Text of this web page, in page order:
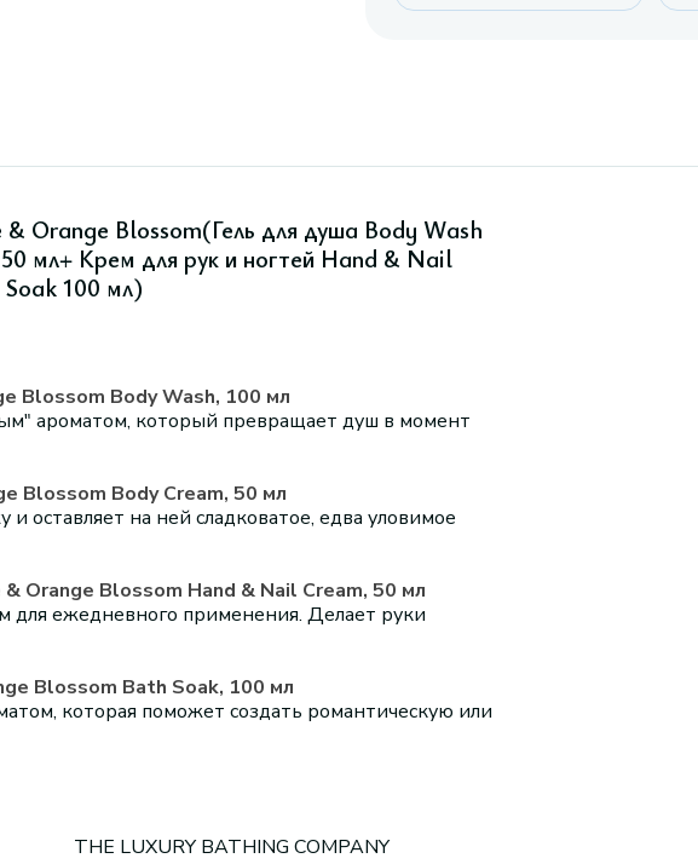
Orange Blossom(Гель для душа Body Wash
мл+ Крем для рук и ногтей Hand & Nail
100 мл)
Blossom Body Wash, 100 мл
ароматом, который превращает душ в момент
Blossom Body Cream, 50 мл
оставляет на ней сладковатое, едва уловимое
Orange Blossom Hand & Nail Cream, 50 мл
для ежедневного применения. Делает руки
Blossom Bath Soak, 100 мл
которая поможет создать романтическую или
THE LUXURY BATHING COMPANY